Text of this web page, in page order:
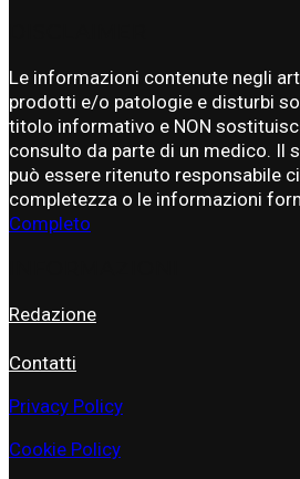
Le informazioni contenute negli
prodotti e/o patologie e disturbi
titolo informativo e NON
consulto da parte di un medico. Il
può essere ritenuto responsabile
completezza o le informazioni
Completo
Redazione
Contatti
Privacy Policy
Cookie Policy